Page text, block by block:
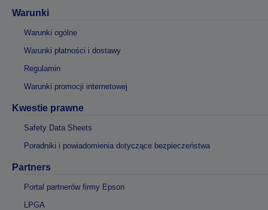
Warunki
Warunki ogólne
Warunki płatności i dostawy
Regulamin
Warunki promocji internetowej
Kwestie prawne
Safety Data Sheets
Poradniki i powiadomienia dotyczące bezpieczeństwa
Partners
Portal partnerów firmy Epson
LPGA